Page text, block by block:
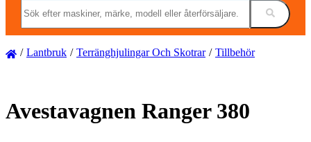
Lantbruk Terränghjulingar Och Skotrar Tillbehör
Avestavagnen Ranger 380